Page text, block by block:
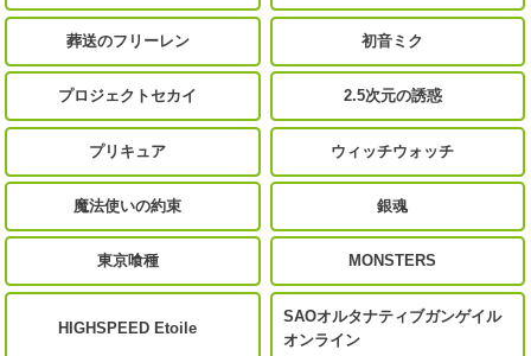
葬送のフリーレン 初音ミク
プロジェクトセカイ 2.5次元の誘惑
プリキュア ウィッチウォッチ
魔法使いの約束 銀魂
東京喰種 MONSTERS
HIGHSPEED Etoile
SAOオルタナティブガンゲイル
オンライン